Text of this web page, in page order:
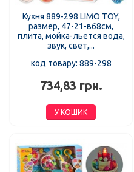
Кухня 889-298 LIMO TOY,
размер, 47-21-в68см,
плита, мойка-льется вода,
звук, свет,...
код товару: 889-298
734,83 грн.
У КОШИК